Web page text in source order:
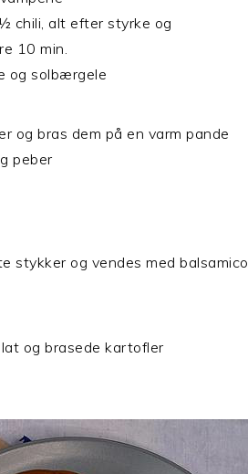
chili, alt efter styrke og
10 min.
og solbærgele
og bras dem på en varm pande
peber
stykker og vendes med balsamico
og brasede kartofler